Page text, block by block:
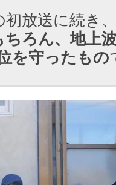
初放送に続き
ちろん、地上
を守ったもの